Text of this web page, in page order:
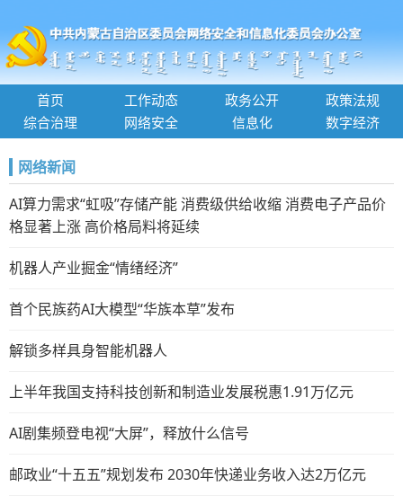
首页 工作动态 政务公开
政策法规
综合治理
网络安全 信息化 数字经济
网络新闻
AI算力需求“虹吸”存储产能 消费级供给收缩 消费电子产品价
格显著上涨 高价格局料将延续
机器人产业掘金“情绪经济”
首个民族药AI大模型“华族本草”发布
解锁多样具身智能机器人
上半年我国支持科技创新和制造业发展税惠1.91万亿元
AI剧集频登电视“大屏”，释放什么信号
邮政业“十五五”规划发布 2030年快递业务收入达2万亿元